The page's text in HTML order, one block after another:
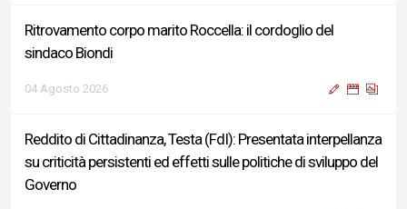
Ritrovamento corpo marito Roccella: il cordoglio del
sindaco Biondi
04 Agosto 2026
Reddito di Cittadinanza, Testa (FdI): Presentata interpellanza
su criticità persistenti ed effetti sulle politiche di sviluppo del
Governo